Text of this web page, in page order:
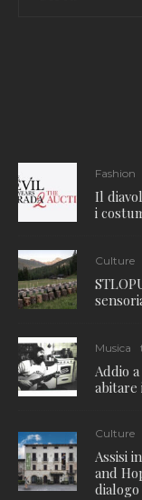
Fashion
Il
i
Culture
Musica
Addio
abitare
Culture
Assisi
and